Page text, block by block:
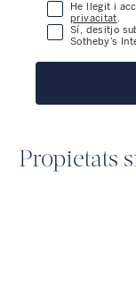
He llegit i
privacitat.
Sí, desitjo
Sotheby’s
Propietats